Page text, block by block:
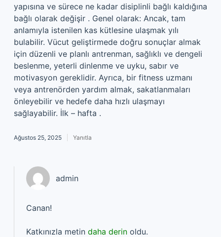
yapısına ve sürece ne kadar disiplinli bağlı kaldığına
bağlı olarak değişir . Genel olarak: Ancak, tam
anlamıyla istenilen kas kütlesine ulaşmak yılı
bulabilir. Vücut geliştirmede doğru sonuçlar almak
için düzenli ve planlı antrenman, sağlıklı ve dengeli
beslenme, yeterli dinlenme ve uyku, sabır ve
motivasyon gereklidir. Ayrıca, bir fitness uzmanı
veya antrenörden yardım almak, sakatlanmaları
önleyebilir ve hedefe daha hızlı ulaşmayı
sağlayabilir. İlk – hafta .
Ağustos 25, 2025 Yanıtla
admin
Canan!
Katkınızla metin daha derin oldu.